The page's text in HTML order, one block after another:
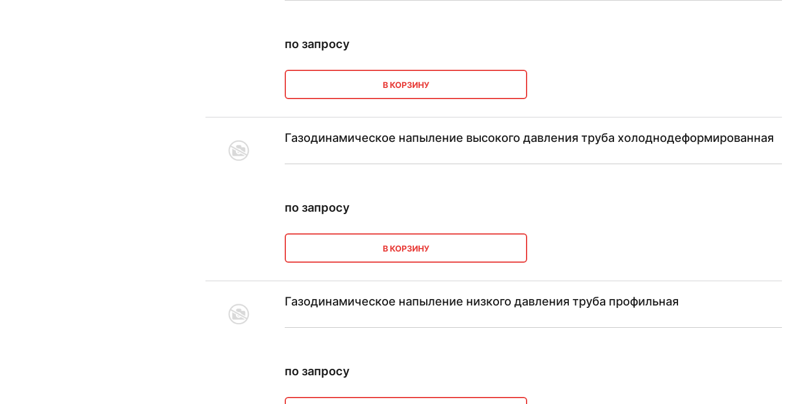
по запросу
В КОРЗИНУ
Газодинамическое напыление высокого давления труба холоднодеформированная
по запросу
В КОРЗИНУ
Газодинамическое напыление низкого давления труба профильная
по запросу